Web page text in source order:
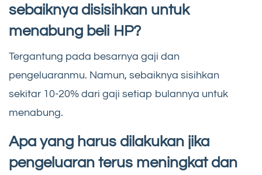
sebaiknya disisihkan untuk
menabung beli HP?
Tergantung pada besarnya gaji dan
pengeluaranmu. Namun, sebaiknya sisihkan
sekitar 10-20% dari gaji setiap bulannya untuk
menabung.
Apa yang harus dilakukan jika
pengeluaran terus meningkat dan